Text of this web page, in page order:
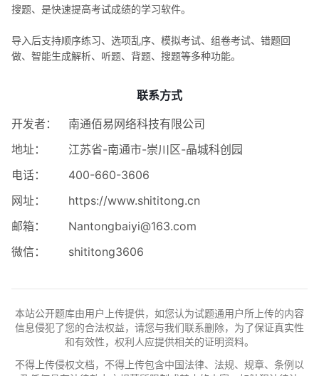
搜题、是快速提高考试成绩的学习软件。
导入后支持顺序练习、选项乱序、模拟考试、组卷考试、错题回
做、智能生成解析、听题、背题、搜题等多种功能。
联系方式
开发者：
南通佰易网络科技有限公司
地址：
江苏省-南通市-崇川区-晶城科创园
电话：
400-660-3606
网址：
https://www.shititong.cn
邮箱：
Nantongbaiyi@163.com
微信：
shititong3606
本站公开题库由用户上传提供，如您认为试题通用户所上传的内容
信息侵犯了您的合法权益，请您与我们联系删除，为了保证真实性
和有效性，权利人应提供相关的证明资料。
不得上传侵权文档，不得上传包含中国法律、法规、规章、条例以